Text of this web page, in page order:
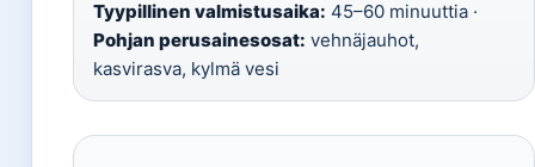
Tyypillinen valmistusaika: 45–60 minuuttia ·
Pohjan perusainesosat: vehnäjauhot,
kasvirasva, kylmä vesi